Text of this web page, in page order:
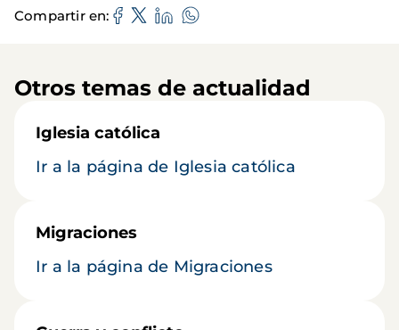
Compartir en
Otros temas de actualidad
Iglesia católica
Ir a la página de Iglesia católica
Migraciones
Ir a la página de Migraciones